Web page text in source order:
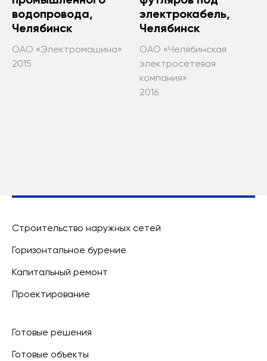
водопровода,
Челябинск
ОАО «Электромашина»
2015
электрокабель,
Челябинск
ОАО «Челябинская
электросетевая
компания»
2016
Строительство наружных сетей
Горизонтальное бурение
Капитальный ремонт
Проектирование
Готовые решения
Готовые объекты